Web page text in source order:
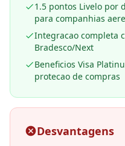
1.5 pontos Livelo
para companhias
Integracao completa
Bradesco/Next
Beneficios Visa
protecao de compras
Desvantagens